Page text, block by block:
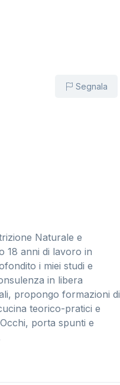
Segnala
Naturale e
18 anni di lavoro in
i miei studi e
in libera
propongo formazioni di
teorico-pratici e
porta spunti e